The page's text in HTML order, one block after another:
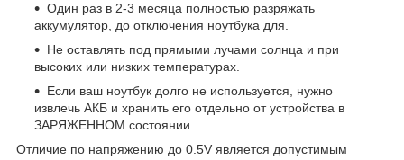
Один раз в 2-3 месяца полностью разряжать
аккумулятор, до отключения ноутбука для.
Не оставлять под прямыми лучами солнца и при
высоких или низких температурах.
Если ваш ноутбук долго не используется, нужно
извлечь АКБ и хранить его отдельно от устройства в
ЗАРЯЖЕННОМ состоянии.
Отличие по напряжению до 0.5V является допустимым